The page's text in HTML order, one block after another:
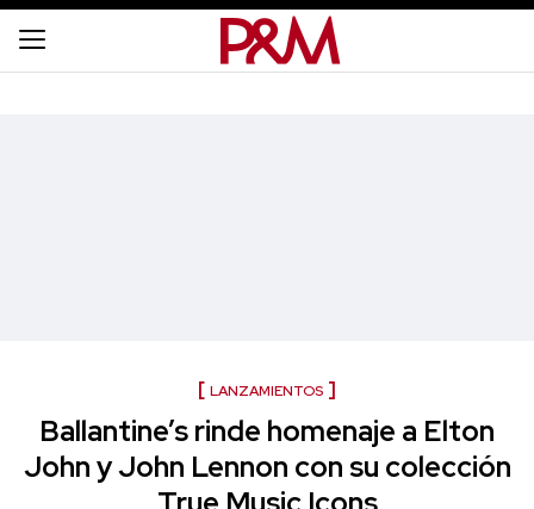
LANZAMIENTOS
Ballantine’s rinde homenaje a Elton
John y John Lennon con su colección